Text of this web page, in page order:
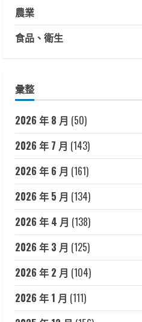
農業
食品、衛生
彙整
2026 年 8 月 (50)
2026 年 7 月 (143)
2026 年 6 月 (161)
2026 年 5 月 (134)
2026 年 4 月 (138)
2026 年 3 月 (125)
2026 年 2 月 (104)
2026 年 1 月 (111)